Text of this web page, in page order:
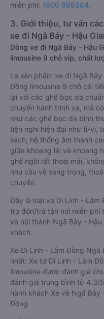
miễn phí: 1900 888684.
3. Giới thiệu, tư vấn
xe đi Ngã Bảy - Hậu
Dòng xe đi Ngã Bảy - Hậu
limousine 9 chỗ vip, chất
Là sản phẩm xe đi Ngã
Đồng limousine 9 chỗ cải
lại với các ghế bọc da
chuyến hành trình xa, mà
như các ghế bọc da bình
tiện nghi hiện đại như ti-vi,
sách, hệ thống âm thanh
giữa khoang lái và khoang
ghế ngồi rất thoải mái,
nhu cầu về sang trọng,
chuyển.
Đây là loại xe Di Linh - Lâm
trợ đón/trả tận nơi miễn phí
và nội thành Ngã Bảy -
khách.
Xe Di Linh - Lâm Đồng Ngã
nhất: Xe từ Di Linh - Lâm
limousine được đánh giá
đánh giá trung bình từ 4.3/
hành khách Xe về Ngã Bảy
Đồng.